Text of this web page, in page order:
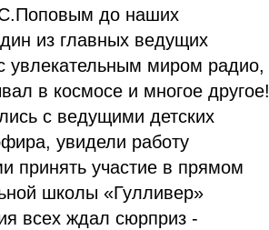
до наших
из главных ведущих
увлекательным миром радио,
в космосе и многое другое!
с ведущими детских
увидели работу
принять участие в прямом
школы «Гулливер»
всех ждал сюрприз -